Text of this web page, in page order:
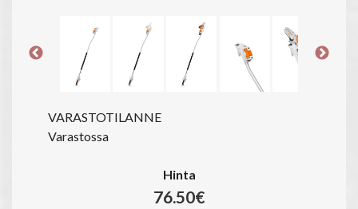
VARASTOTILANNE
Varastossa
Hinta
76.50€